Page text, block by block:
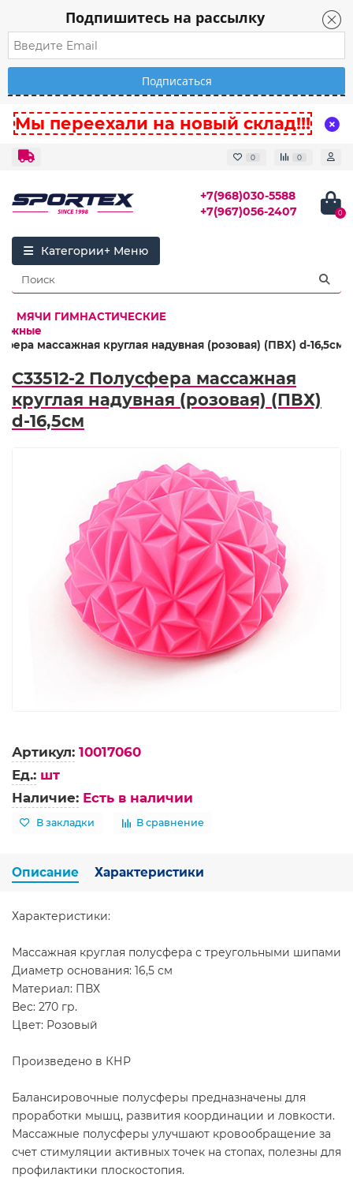
Подпишитесь на рассылку
Мы переехали на новый склад!!!
0 0
+7(968)030-5588
+7(967)056-2407
0
Категории
МЯЧИ ГИМНАСТИЧЕСКИЕ
массажная круглая надувная (розовая) (ПВХ) d-16,5см
C33512-2 Полусфера массажная
круглая надувная (розовая) (ПВХ)
d-16,5см
Артикул: 10017060
Ед.: шт
Наличие: Есть в наличии
В закладки В сравнение
Описание Характеристики
Характеристики:
Массажная круглая полусфера с треугольными шипами
Диаметр основания: 16,5 см
Материал: ПВХ
Вес: 270 гр.
Цвет: Розовый
Произведено в КНР
Балансировочные полусферы предназначены для
проработки мышц, развития координации и ловкости.
Массажные полусферы улучшают кровообращение за
счет стимуляции активных точек на стопах, полезны для
профилактики плоскостопия.